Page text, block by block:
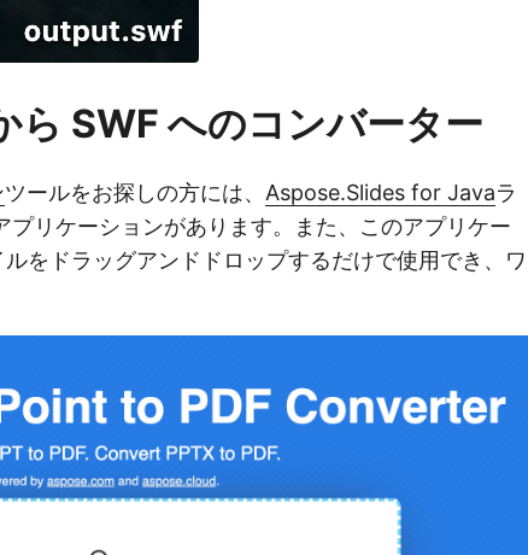
ら SWF へのコンバーター
ツールをお探しの方には、 Aspose.Slides for Javaラ
プリケーションがあります。また、このアプリケー
をドラッグアンドドロップするだけで使用でき、ワ